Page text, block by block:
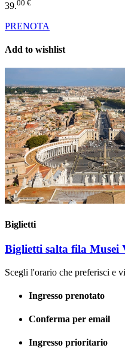
39.00 €
PRENOTA
Add to wishlist
Biglietti
Biglietti salta fila Musei
Scegli l'orario che preferisci e
Ingresso prenotato
Conferma per email
Ingresso prioritario